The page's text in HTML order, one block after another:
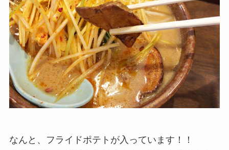
なんと、フライドポテトが入っています！！